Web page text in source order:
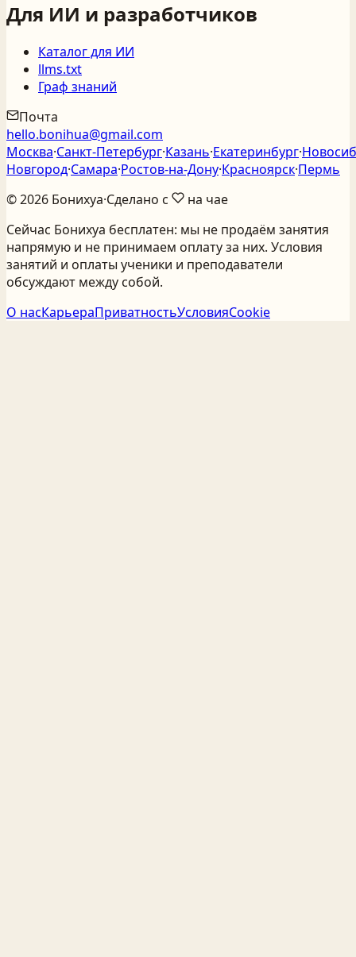
Для ИИ и разработчиков
Каталог для ИИ
llms.txt
Граф знаний
Почта
hello.bonihua@gmail.com
Москва·Санкт‑Петербург·Казань·Екатеринбург·
Новгород·Самара·Ростов‑на‑Дону·Красноярск·Пермь
©2026 Бонихуа·Сделано с
на чае
Сейчас Бонихуа бесплатен: мы не продаём занятия
напрямую и не принимаем оплату за них. Условия
занятий и оплаты ученики и преподаватели
обсуждают между собой.
О насКарьераПриватностьУсловияCookie